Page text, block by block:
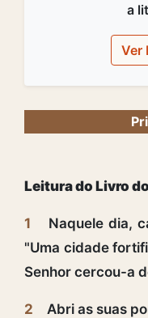
a
Ver
Leitura do Livro
1
Naquele dia,
"Uma cidade
Senhor cercou-a
2
Abri as suas